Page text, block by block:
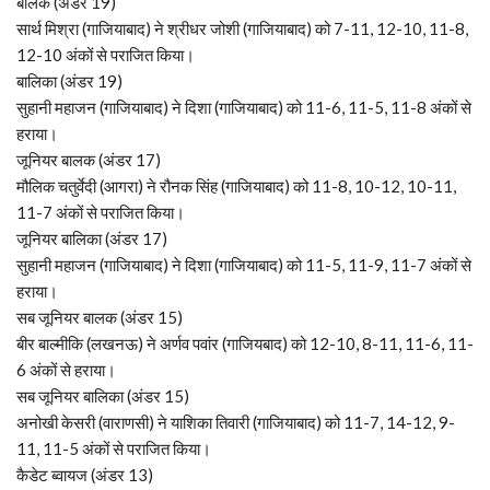
सार्थ मिश्रा (गाजियाबाद) ने श्रीधर जोशी (गाजियाबाद) को 7-11, 12-10, 11-8,
12-10 अंकों से पराजित किया।
बालिका (अंडर 19)
सुहानी महाजन (गाजियाबाद) ने दिशा (गाजियाबाद) को 11-6, 11-5, 11-8 अंकों से
हराया।
जूनियर बालक (अंडर 17)
मौलिक चतुर्वेदी (आगरा) ने रौनक सिंह (गाजियाबाद) को 11-8, 10-12, 10-11,
11-7 अंकों से पराजित किया।
जूनियर बालिका (अंडर 17)
सुहानी महाजन (गाजियाबाद) ने दिशा (गाजियाबाद) को 11-5, 11-9, 11-7 अंकों से
हराया।
सब जूनियर बालक (अंडर 15)
बीर बाल्मीकि (लखनऊ) ने अर्णव पवांर (गाजियबाद) को 12-10, 8-11, 11-6, 11-
6 अंकों से हराया।
सब जूनियर बालिका (अंडर 15)
अनोखी केसरी (वाराणसी) ने याशिका तिवारी (गाजियाबाद) को 11-7, 14-12, 9-
11, 11-5 अंकों से पराजित किया।
कैडेट ब्वायज (अंडर 13)